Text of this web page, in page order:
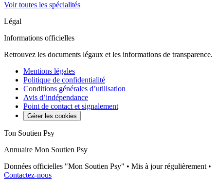
Voir toutes les spécialités
Légal
Informations officielles
Retrouvez les documents légaux et les informations de transparence.
Mentions légales
Politique de confidentialité
Conditions générales d’utilisation
Avis d’indépendance
Point de contact et signalement
Gérer les cookies
Ton Soutien Psy
Annuaire Mon Soutien Psy
Données officielles "Mon Soutien Psy" • Mis à jour régulièrement •
Contactez-nous